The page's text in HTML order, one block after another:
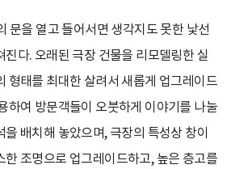
문을 열고 들어서면 생각지도 못한 낯선
진다. 오래된 극장 건물을 리모델링한 실
형태를 최대한 살려서 새롭게 업그레이드
하여 방문객들이 오붓하게 이야기를 나눌
배치해 놓았으며, 극장의 특성상 창이
한 조명으로 업그레이드하고, 높은 층고를